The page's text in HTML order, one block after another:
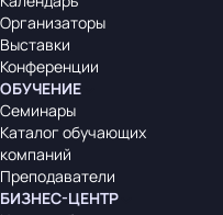
Организаторы
Выставки
Конференции
ОБУЧЕНИЕ
Семинары
Каталог обучающих
компаний
Преподаватели
БИЗНЕС-ЦЕНТР